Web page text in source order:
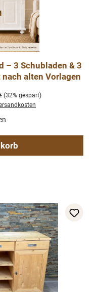
– 3 Schubladen & 3
alten Vorlagen
(32% gespart)